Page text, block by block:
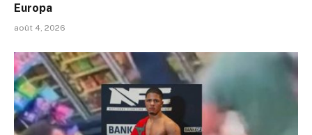
Europa
août 4, 2026